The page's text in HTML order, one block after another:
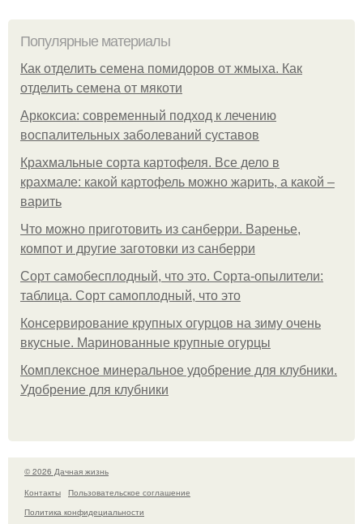
Популярные материалы
Как отделить семена помидоров от жмыха. Как
отделить семена от мякоти
Аркоксиа: современный подход к лечению
воспалительных заболеваний суставов
Крахмальные сорта картофеля. Все дело в
крахмале: какой картофель можно жарить, а какой –
варить
Что можно приготовить из санберри. Варенье,
компот и другие заготовки из санберри
Сорт самобесплодный, что это. Сорта-опылители:
таблица. Сорт самоплодный, что это
Консервирование крупных огурцов на зиму очень
вкусные. Маринованные крупные огурцы
Комплексное минеральное удобрение для клубники.
Удобрение для клубники
© 2026 Дачная жизнь
Контакты
Пользовательское соглашение
Политика конфидециальности